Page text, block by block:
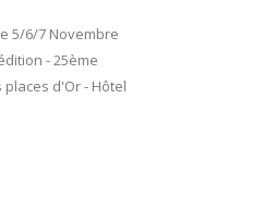
5/6/7 Novembre
- 25ème
d'Or - Hôtel